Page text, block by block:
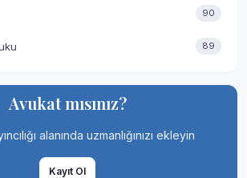
90
89
Avukat mısınız?
alanında uzmanlığınızı ekleyin
Kayıt Ol